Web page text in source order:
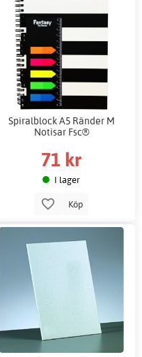
Spiralblock A5 Ränder M
Notisar Fsc®
71 kr
I lager
Köp